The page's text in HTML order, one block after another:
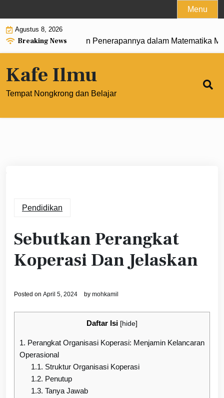
to
content
Menu
Agustus 8, 2026
Breaking News
Rumus, dan Penerapannya dalam Matematika
Kafe Ilmu
Tempat Nongkrong dan Belajar
Pendidikan
Sebutkan Perangkat
Koperasi Dan Jelaskan
Posted on April 5, 2024 by mohkamil
Daftar Isi [hide]
1. Perangkat Organisasi Koperasi: Menjamin Kelancaran
Operasional
1.1. Struktur Organisasi Koperasi
1.2. Penutup
1.3. Tanya Jawab